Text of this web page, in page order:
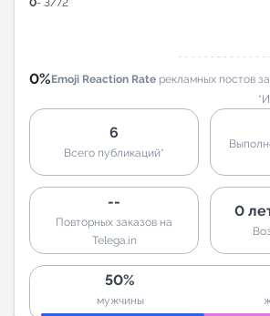
0- 3/72
0%Emoji Reaction Rate рекламных постов
6
Всего публикаций*
--
Повторных заказов на
Telega.in
0
50%
мужчины